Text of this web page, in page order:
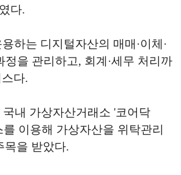
다.
하는 디지털자산의 매매·이체·
정을 관리하고, 회계·세무 처리까
다.
국내 가상자산거래소 '코어닥
이용해 가상자산을 위탁관리
목을 받았다.